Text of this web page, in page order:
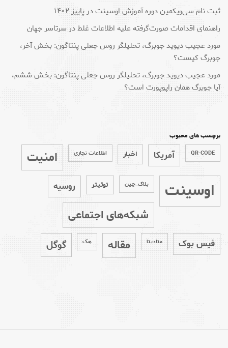
ثبت نام سی‌ویکمین دوره آموزش اوسینت در پاییز ۱۴۰۲
راهنمای اقدامات صورت‌گرفته علیه اطلاعات غلط در سرتاسر جهان
مورد عجیب دیوید جوبرگ، تحلیلگر روس جعلی پنتاگون: بخش آخر،
جوبرگ کیست؟
مورد عجیب دیوید جوبرگ، تحلیلگر روس جعلی پنتاگون: بخش ششم،
آیا جوبرگ همان راپوپورت است؟
برچسب های محبوب
QR-CODE آمریکا اخبار اطلاعات تجاری امنیت
اوسینت بلاک_چین توئیتر روسیه
شبکه‌های اجتماعی
فیس بوک متادیتا مقاله هک گوگل